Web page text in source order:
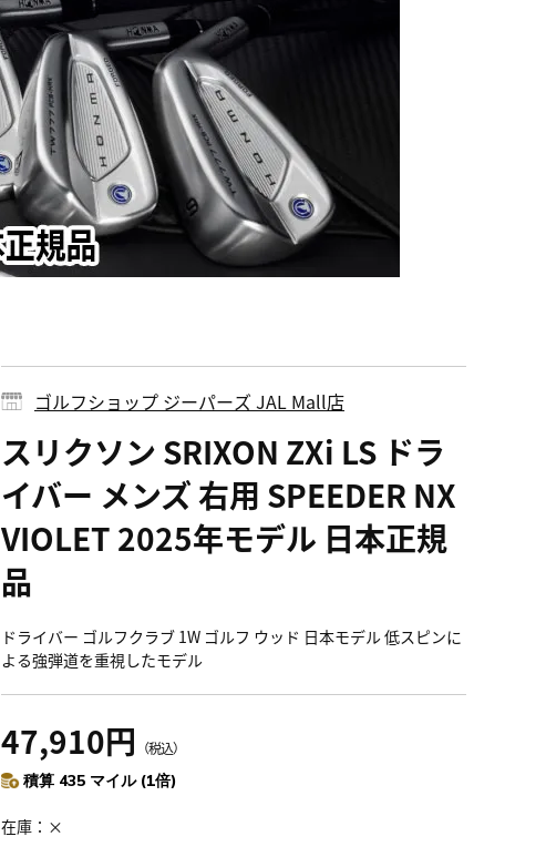
ゴルフショップ ジーパーズ JAL Mall店
スリクソン SRIXON ZXi LS ドラ
イバー メンズ 右用 SPEEDER NX
VIOLET 2025年モデル 日本正規
品
ドライバー ゴルフクラブ 1W ゴルフ ウッド 日本モデル 低スピンに
よる強弾道を重視したモデル
47,910円 （税込）
積算 435 マイル (1倍)
在庫 ×